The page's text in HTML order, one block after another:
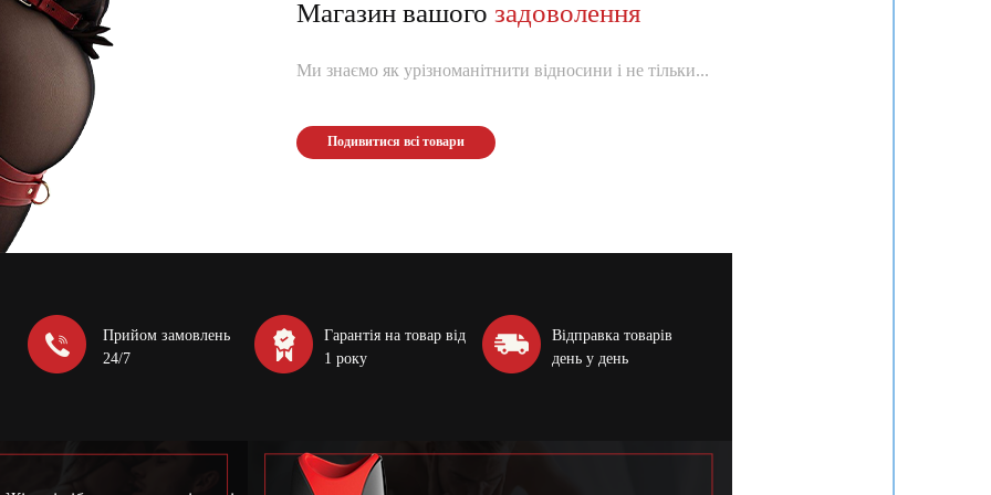
Магазин вашого задоволення
Ми знаємо як урізноманітнити відносини і не тільки...
Подивитися всі товари
Прийом замовлень
24/7
Гарантія на товар від
1 року
Відправка товарів
день у день